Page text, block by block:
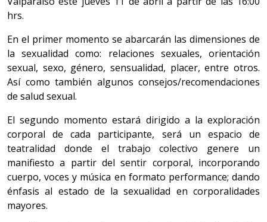
hrs.
En el primer momento se abarcarán las dimensiones de
la sexualidad como: relaciones sexuales, orientación
sexual, sexo, género, sensualidad, placer, entre otros.
Así como también algunos consejos/recomendaciones
de salud sexual.
El segundo momento estará dirigido a la exploración
corporal de cada participante, será un espacio de
teatralidad donde el trabajo colectivo genere un
manifiesto a partir del sentir corporal, incorporando
cuerpo, voces y música en formato performance; dando
énfasis al estado de la sexualidad en corporalidades
mayores.